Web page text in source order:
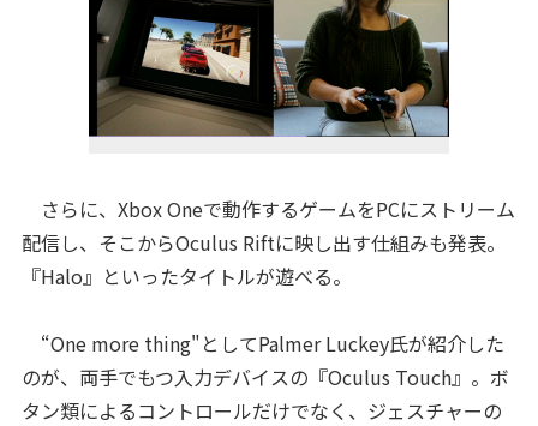
さらに、Xbox Oneで動作するゲームをPCにストリーム
配信し、そこからOculus Riftに映し出す仕組みも発表。
『Halo』といったタイトルが遊べる。
“One more thing"としてPalmer Luckey氏が紹介した
のが、両手でもつ入力デバイスの『Oculus Touch』。ボ
タン類によるコントロールだけでなく、ジェスチャーの